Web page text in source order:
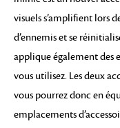
visuels s’amplifient lors
d’ennemis et se
applique également des
vous utilisez. Les deux
vous pourrez donc en
emplacements